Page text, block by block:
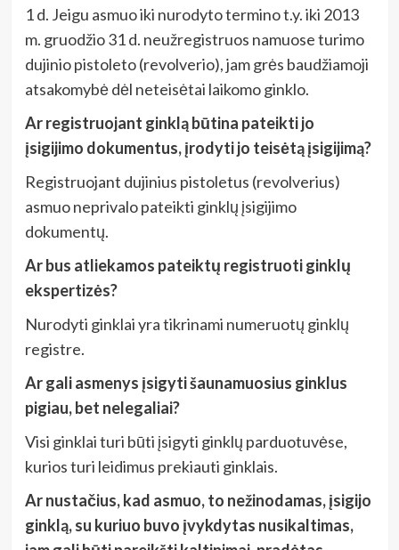
1 d. Jeigu asmuo iki nurodyto termino t.y. iki 2013
m. gruodžio 31 d. neužregistruos namuose turimo
dujinio pistoleto (revolverio), jam grės baudžiamoji
atsakomybė dėl neteisėtai laikomo ginklo.
Ar registruojant ginklą būtina pateikti jo
įsigijimo dokumentus, įrodyti jo teisėtą įsigijimą?
Registruojant dujinius pistoletus (revolverius)
asmuo neprivalo pateikti ginklų įsigijimo
dokumentų.
Ar bus atliekamos pateiktų registruoti ginklų
ekspertizės?
Nurodyti ginklai yra tikrinami numeruotų ginklų
registre.
Ar gali asmenys įsigyti šaunamuosius ginklus
pigiau, bet nelegaliai?
Visi ginklai turi būti įsigyti ginklų parduotuvėse,
kurios turi leidimus prekiauti ginklais.
Ar nustačius, kad asmuo, to nežinodamas, įsigijo
ginklą, su kuriuo buvo įvykdytas nusikaltimas,